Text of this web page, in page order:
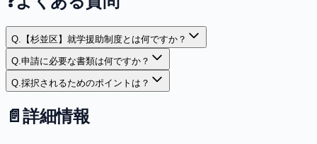
Q. 【杉並区】就学援助制度とは何ですか？
Q.申請に必要な書類は何ですか？
Q.採択されるためのポイントは？
📄 詳細情報